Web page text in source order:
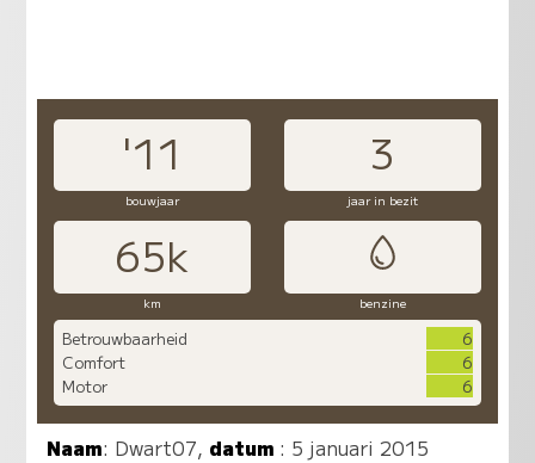
'11 3
bouwjaar jaar in bezit
65k
km benzine
Betrouwbaarheid
6
Comfort
6
Motor
6
Naam: Dwart07, datum : 5 januari 2015